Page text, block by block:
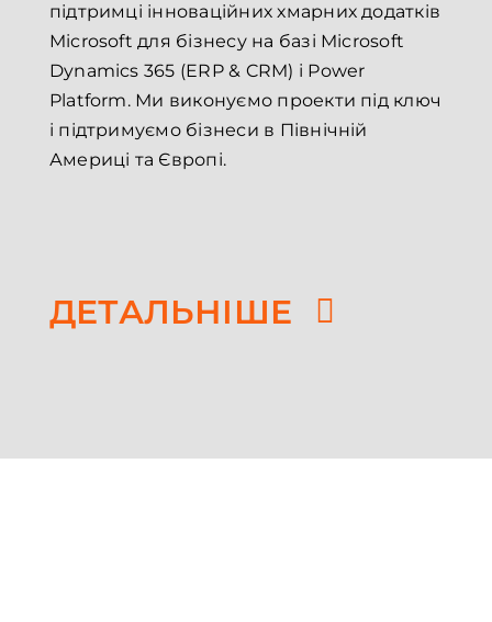
підтримці інноваційних хмарних додатків
Microsoft для бізнесу на базі Microsoft
Dynamics 365 (ERP & CRM) і Power
Platform. Ми виконуємо проекти під ключ
і підтримуємо бізнеси в Північній
Америці та Європі.
ДЕТАЛЬНІШЕ